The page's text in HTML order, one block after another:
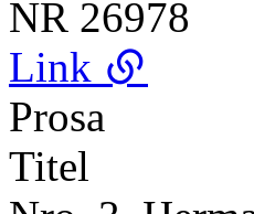
NR 26978
Link
Prosa
Titel